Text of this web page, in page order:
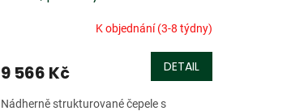
K objednání (3-8 týdny)
9 566 Kč DETAIL
Nádherně strukturované čepele s